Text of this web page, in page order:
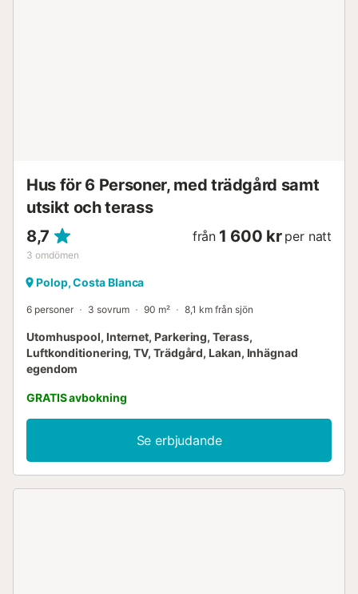
Hus för 6 Personer, med trädgård samt
utsikt och terass
8,7
3 omdömen
från 1 600 kr per natt
Polop, Costa Blanca
6 personer 3 sovrum 90 m² 8,1 km från sjön
Utomhuspool, Internet, Parkering, Terass,
Luftkonditionering, TV, Trädgård, Lakan, Inhägnad
egendom
GRATIS avbokning
Se erbjudande